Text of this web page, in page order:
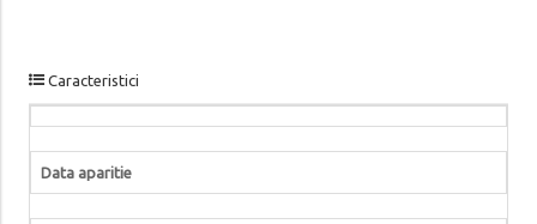
Caracteristici
Data aparitie